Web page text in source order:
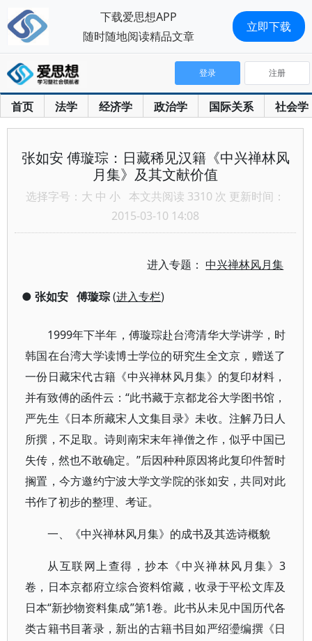
首页 法学 经济学 政治学 国际关系 社会学
登录 注册
张如安 傅璇琮：日藏稀见汉籍《中兴禅林风
月集》及其文献价值
选择字号： 大 中 小 本文共阅读 3310 次 更新时间：
2015-03-10 14:08
进入专题：中兴禅林风月集
● 张如安 傅璇琮(进入专栏)
1999年下半年，傅璇琮赴台湾清华大学讲学，时
韩国在台湾大学读博士学位的研究生全文京，赠送了
一份日藏宋代古籍《中兴禅林风月集》的复印材料，
并有致傅的函件云：“此书藏于京都龙谷大学图书馆，
严先生《日本所藏宋人文集目录》未收。注解乃日人
所撰，不足取。诗则南宋末年禅僧之作，似乎中国已
失传，然也不敢确定。”后因种种原因将此复印件暂时
搁置，今方邀约宁波大学文学院的张如安，共同对此
书作了初步的整理、考证。
一、《中兴禅林风月集》的成书及其选诗概貌
从互联网上查得，抄本《中兴禅林风月集》3
卷，日本京都府立综合资料馆藏，收录于平松文库及
日本“新抄物资料集成”第1卷。此书从未见中国历代各
类古籍书目著录，新出的古籍书目如严绍璗编撰《日
下载爱思想APP
随时随地阅读精品文章
立即下载